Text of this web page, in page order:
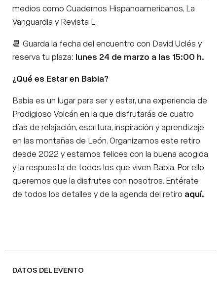
medios como Cuadernos Hispanoamericanos, La
Vanguardia y Revista L.
📆 Guarda la fecha del encuentro con David Uclés y
reserva tu plaza: lunes 24 de marzo a las 15:00 h.
¿Qué es Estar en Babia?
Babia es un lugar para ser y estar, una experiencia de
Prodigioso Volcán en la que disfrutarás de cuatro
días de relajación, escritura, inspiración y aprendizaje
en las montañas de León. Organizamos este retiro
desde 2022 y estamos felices con la buena acogida
y la respuesta de todos los que viven Babia. Por ello,
queremos que la disfrutes con nosotros. Entérate
de todos los detalles y de la agenda del retiro aquí.
DATOS DEL EVENTO